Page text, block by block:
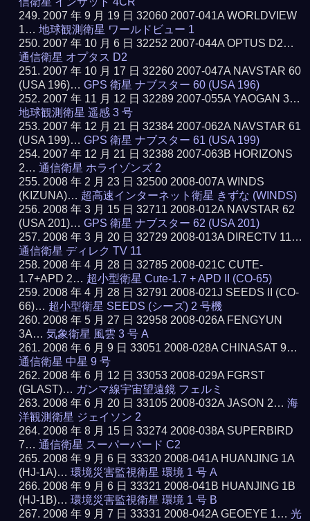
2007 年 9 月 19 日 32060 2007-041A WORLDVIEW
1…地球観測衛星 ワールドビュー 1
2007 年 10 月 6 日 32252 2007-044A OPTUS D2…
通信衛星 オプタス D2
2007 年 10 月 17 日 32260 2007-047A NAVSTAR 60
(USA 196)…GPS 衛星 ナブスター 60 (USA 196)
2007 年 11 月 12 日 32289 2007-055A YAOGAN 3…
地球観測衛星 遥感 3 号
2007 年 12 月 21 日 32384 2007-062A NAVSTAR 61
(USA 199)…GPS 衛星 ナブスター 61 (USA 199)
2007 年 12 月 21 日 32388 2007-063B HORIZONS
2…通信衛星 ホライゾンズ 2
2008 年 2 月 23 日 32500 2008-007A WINDS
(KIZUNA)… 超高速インターネット衛星 きずな (WINDS)
2008 年 3 月 15 日 32711 2008-012A NAVSTAR 62
(USA 201)…GPS 衛星 ナブスター 62 (USA 201)
2008 年 3 月 20 日 32729 2008-013A DIRECTV 11…
通信衛星 ディレク TV 11
2008 年 4 月 28 日 32785 2008-021C CUTE-
1.7+APD 2… 超小型衛星 Cute-1.7 + APD II (CO-65)
2008 年 4 月 28 日 32791 2008-021J SEEDS II (CO-
66)… 超小型衛星 SEEDS (シーズ) 2 号機
2008 年 5 月 27 日 32958 2008-026A FENGYUN
3A…気象衛星 風雲 3 号 A
2008 年 6 月 9 日 33051 2008-028A CHINASAT 9…
通信衛星 中星 9 号
2008 年 6 月 12 日 33053 2008-029A FGRST
(GLAST)… ガンマ線宇宙望遠鏡 フェルミ
2008 年 6 月 20 日 33105 2008-032A JASON 2…海
洋観測衛星 ジェイソン 2
2008 年 8 月 15 日 33274 2008-038A SUPERBIRD
7…通信衛星 スーパーバード C2
2008 年 9 月 6 日 33320 2008-041A HUANJING 1A
(HJ-1A)…環境災害監視衛星 環境 1 号 A
2008 年 9 月 6 日 33321 2008-041B HUANJING 1B
(HJ-1B)…環境災害監視衛星 環境 1 号 B
2008 年 9 月 7 日 33331 2008-042A GEOEYE 1…光